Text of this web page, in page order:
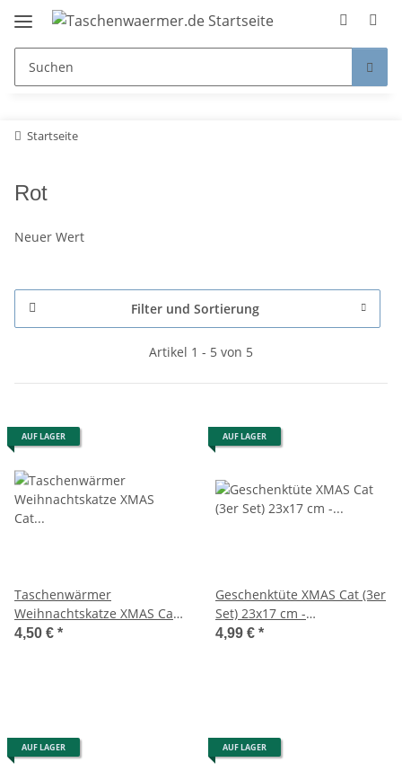
Startseite
Rot
Neuer Wert
Filter und Sortierung
Artikel 1 - 5 von 5
AUF LAGER
Taschenwärmer
Weihnachtskatze XMAS Cat
"Kälte kann mich mal" (2er
4,50 € *
AUF LAGER
Geschenktüte XMAS Cat (3er
Set) 23x17 cm -
"Weihnachten kann mich
4,99 € *
AUF LAGER AUF LAGER